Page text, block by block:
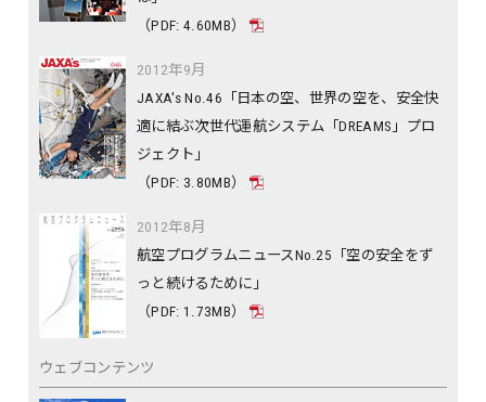
（PDF: 4.60MB）
2012年9月
JAXA's No.46「日本の空、世界の空を、安全快
適に結ぶ次世代運航システム「DREAMS」プロ
ジェクト」
（PDF: 3.80MB）
2012年8月
航空プログラムニュースNo.25「空の安全をず
っと続けるために」
（PDF: 1.73MB）
ウェブコンテンツ